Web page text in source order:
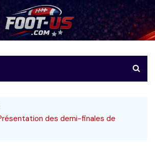
Foot-US
en français
des demi-finales de